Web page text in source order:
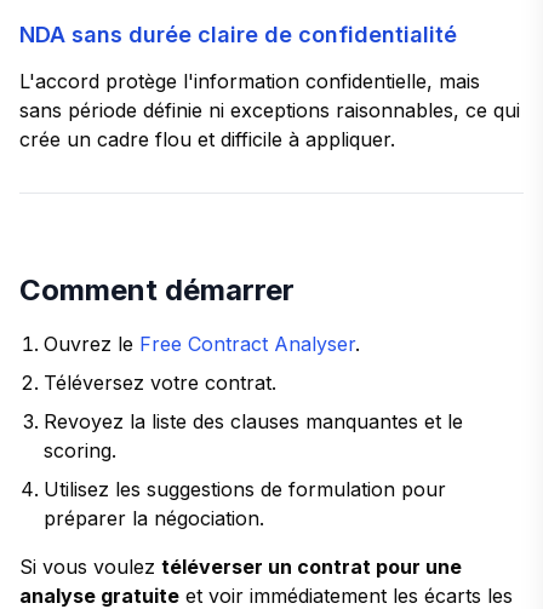
NDA sans durée claire de confidentialité
L'accord protège l'information confidentielle, mais
sans période définie ni exceptions raisonnables, ce qui
crée un cadre flou et difficile à appliquer.
Comment démarrer
Ouvrez le Free Contract Analyser.
Téléversez votre contrat.
Revoyez la liste des clauses manquantes et le
scoring.
Utilisez les suggestions de formulation pour
préparer la négociation.
Si vous voulez téléverser un contrat pour une
analyse gratuite et voir immédiatement les écarts les